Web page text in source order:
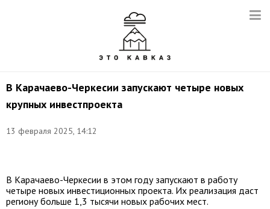
В Карачаево-Черкесии запускают четыре новых
крупных инвестпроекта
13 февраля 2025, 14:12
В Карачаево-Черкесии в этом году запускают в работу
четыре новых инвестиционных проекта. Их реализация даст
региону больше 1,3 тысячи новых рабочих мест.